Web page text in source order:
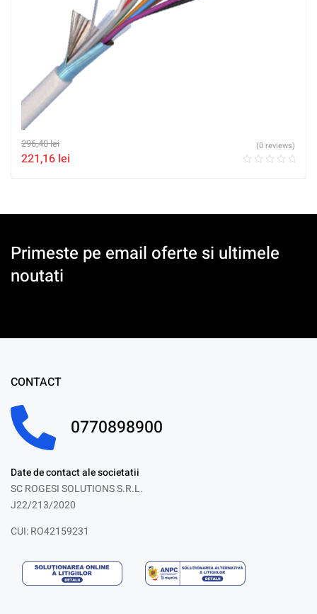
296,40lei
221,16 lei
(0 reviews)
Primeste pe email oferte si ultimele
noutati
CONTACT
0770898900
Date de contact ale societatii
SC ROGESI SOLUTIONS S.R.L.
J22/213/2020
CUI: RO42159231